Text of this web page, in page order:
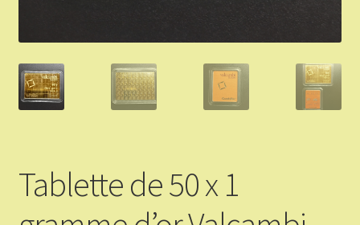
Articles Or et Argent
Tablette de 50 x 1